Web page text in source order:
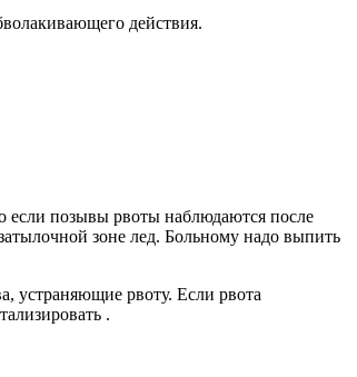
действия.
если позывы рвоты наблюдаются после
зоне лед. Больному надо выпить
устраняющие рвоту. Если рвота
.